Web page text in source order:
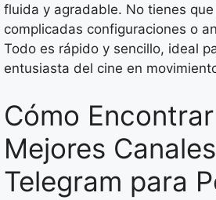
fluida y agradable. No tienes
complicadas configuraciones o
Todo es rápido y sencillo, ideal
entusiasta del cine en
Cómo
Mejores
Telegram para